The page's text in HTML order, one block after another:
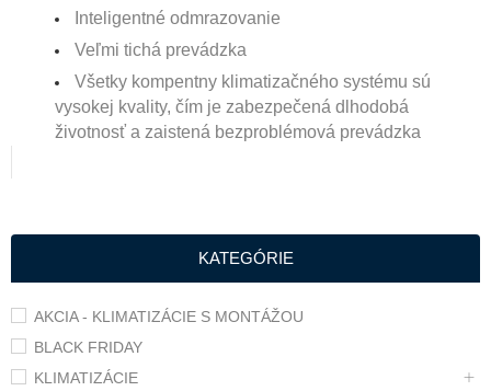
KATEGÓRIE
AKCIA - KLIMATIZÁCIE S MONTÁŽOU
BLACK FRIDAY
KLIMATIZÁCIE
Inteligentné odmrazovanie
Veľmi tichá prevádzka
Všetky kompentny klimatizačného systému sú
vysokej kvality, čím je zabezpečená dlhodobá
životnosť a zaistená bezproblémová prevádzka